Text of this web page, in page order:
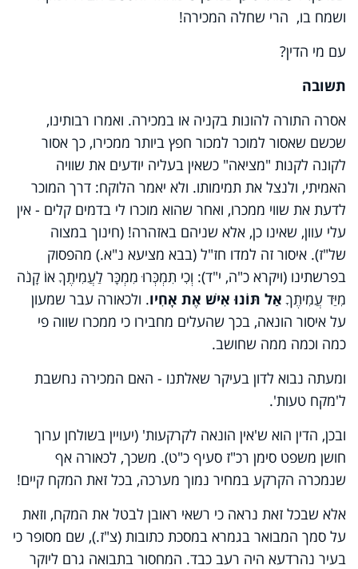
ושמח בו, הרי שחלה המכירה!
עם מי הדין?
תשובה
אסרה התורה להונות בקניה או במכירה. ואמרו רבותינו,
שכשם שאסור למוכר למכור חפץ ביותר ממכירו, כך אסור
לקונה לקנות "מציאה" כשאין בעליה יודעים את שוויה
האמיתי, ולנצל את תמימותו. ולא יאמר הלוקח: דרך המוכר
לדעת את שווי ממכרו, ואחר שהוא מוכרו לי בדמים קלים - אין
עלי עוון, שאינו כן, אלא שניהם באזהרה! (חינוך במצוה
של"ז). איסור זה למדו חז"ל (בבא מציעא נ"א.) מהפסוק
בפרשתינו (ויקרא כ"ה, י"ד): וְכִי תִמְכְּרוּ מִמְכָּר לַעֲמִיתֶךָ אוֹ קָנֹה
מִיַּד עֲמִיתֶךָאַל תּוֹנוּ אִישׁ אֶת אָחִיו. ולכאורה עבר שמעון
על איסור הונאה, בכך שהעלים מחבירו כי ממכרו שווה פי
כמה וכמה ממה שחושב.
ומעתה נבוא לדון בעיקר שאלתנו - האם המכירה נחשבת
ל'מקח טעות'.
ובכן, הדין הוא ש'אין הונאה לקרקעות' (יעויין בשולחן ערוך
חושן משפט סימן רכ"ז סעיף כ"ט). משכך, לכאורה אף
שנמכרה הקרקע במחיר נמוך מערכה, בכל זאת המקח קיים!
אלא שבכל זאת נראה כי רשאי ראובן לבטל את המקח, וזאת
על סמך המבואר בגמרא במסכת כתובות (צ"ז.), שם מסופר כי
בעיר נהרדעא היה רעב כבד. המחסור בתבואה גרם ליוקר